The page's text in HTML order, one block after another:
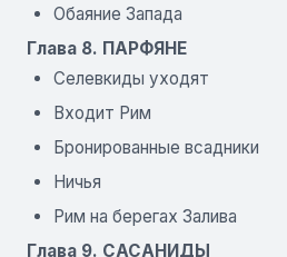
Обаяние Запада
Глава 8. ПАРФЯНЕ
Селевкиды уходят
Входит Рим
Бронированные всадники
Ничья
Рим на берегах Залива
Глава 9. САСАНИДЫ